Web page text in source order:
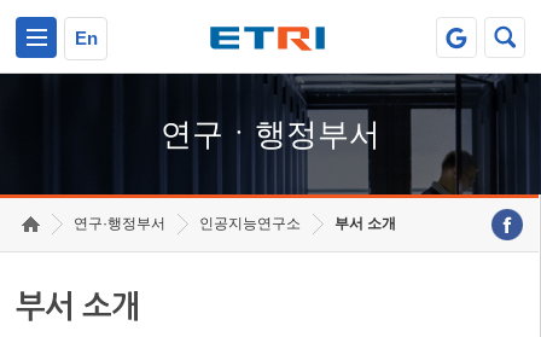
En
연구ㆍ행정부서
연구·행정부서 인공지능연구소 부서 소개
부서 소개